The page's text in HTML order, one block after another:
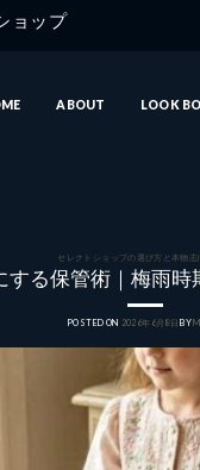
ョップ
ABOUT LOOK
セレクトショップの選び方と本物志
する保管術｜梅雨
POSTED ON 2026年6月8日 BY